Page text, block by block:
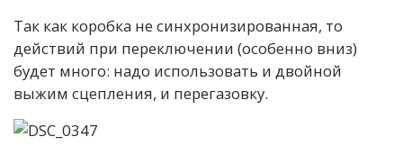
Так как коробка не синхронизированная, то
действий при переключении (особенно вниз)
будет много: надо использовать и двойной
выжим сцепления, и перегазовку.